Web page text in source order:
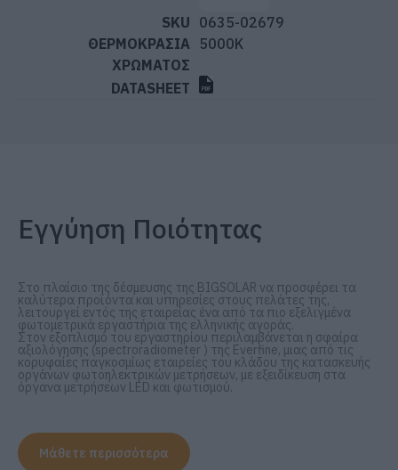
0635-02679
5000K
Εγγύηση Ποιότητας
Στο πλαίσιο της δέσμευσης της BIGSOLAR να προσφέρει τα
καλύτερα προϊόντα και υπηρεσίες στους πελάτες της,
λειτουργεί εντός της εταιρείας ένα από τα πιο εξελιγμένα
φωτομετρικά εργαστήρια της ελληνικής αγοράς.
Στον εξοπλισμό του εργαστηρίου περιλαμβάνεται η σφαίρα
αξιολόγησης (spectroradiometer ) της Everfine, μιας από τις
κορυφαίες παγκοσμίως εταιρείες του κλάδου της κατασκευής
οργάνων φωτοηλεκτρικών μετρήσεων, με εξειδίκευση στα
όργανα μετρήσεων LED και φωτισμού.
Μάθετε περισσότερα